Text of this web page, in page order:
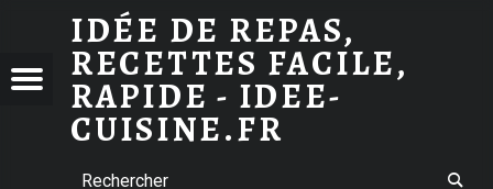
TARTE À LA CERISES À LA CRÈME PÂTISSIÈRE
IDÉE DE REPAS,
RECETTES FACILE,
RAPIDE - IDEE-
CUISINE.FR
Menu
navigation